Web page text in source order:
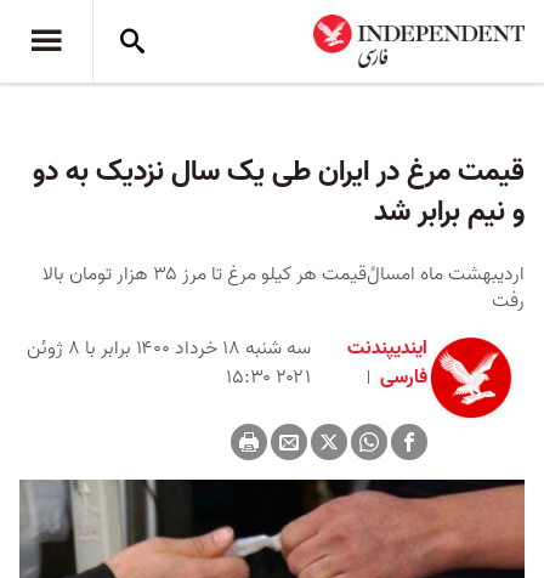
قیمت مرغ در ایران طی یک سال نزدیک به دو
و نیم برابر شد
اردیبهشت ماه امسالُ‌قیمت هر کیلو مرغ تا مرز ۳۵ هزار تومان بالا
رفت
ایندیپندنت
فارسی
سه شنبه ۱۸ خرداد ۱۴۰۰ برابر با ۸ ژوئن
۲۰۲۱ ۱۵:۳۰